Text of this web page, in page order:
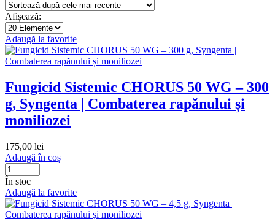
Afișează:
Adaugă la favorite
Fungicid Sistemic CHORUS 50 WG – 300
g, Syngenta | Combaterea rapănului și
moniliozei
175,00 lei
Adaugă în coș
În stoc
Adaugă la favorite